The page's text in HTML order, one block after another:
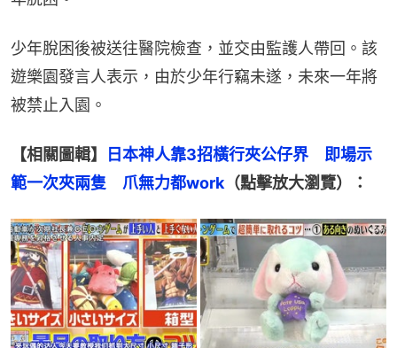
少年脫困後被送往醫院檢查，並交由監護人帶回。該
遊樂園發言人表示，由於少年行竊未遂，未來一年將
被禁止入園。
【相關圖輯】
日本神人靠3招橫行夾公仔界　即場示
範一次夾兩隻　爪無力都work （點擊放大瀏覽）：